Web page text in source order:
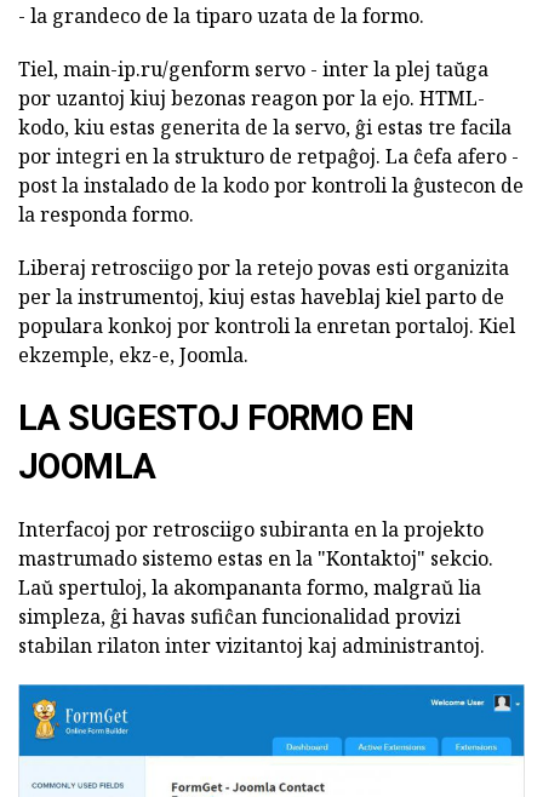
- la grandeco de la tiparo uzata de la formo.
Tiel, main-ip.ru/genform servo - inter la plej taŭga
por uzantoj kiuj bezonas reagon por la ejo. HTML-
kodo, kiu estas generita de la servo, ĝi estas tre facila
por integri en la strukturo de retpaĝoj. La ĉefa afero -
post la instalado de la kodo por kontroli la ĝustecon de
la responda formo.
Liberaj retrosciigo por la retejo povas esti organizita
per la instrumentoj, kiuj estas haveblaj kiel parto de
populara konkoj por kontroli la enretan portaloj. Kiel
ekzemple, ekz-e, Joomla.
LA SUGESTOJ FORMO EN
JOOMLA
Interfacoj por retrosciigo subiranta en la projekto
mastrumado sistemo estas en la "Kontaktoj" sekcio.
Laŭ spertuloj, la akompananta formo, malgraŭ lia
simpleza, ĝi havas sufiĉan funcionalidad provizi
stabilan rilaton inter vizitantoj kaj administrantoj.